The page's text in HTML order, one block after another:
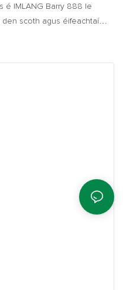
é IMLANG Barry 888 le
scoth agus éifeachtaí